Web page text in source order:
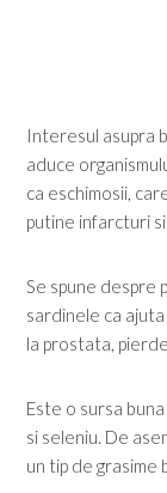
Interesul asupra
aduce
ca eschimosii,
putine infarcturi
Se spune despre
sardinele ca
la prostata,
Este o sursa
si seleniu. De
un tip de grasime